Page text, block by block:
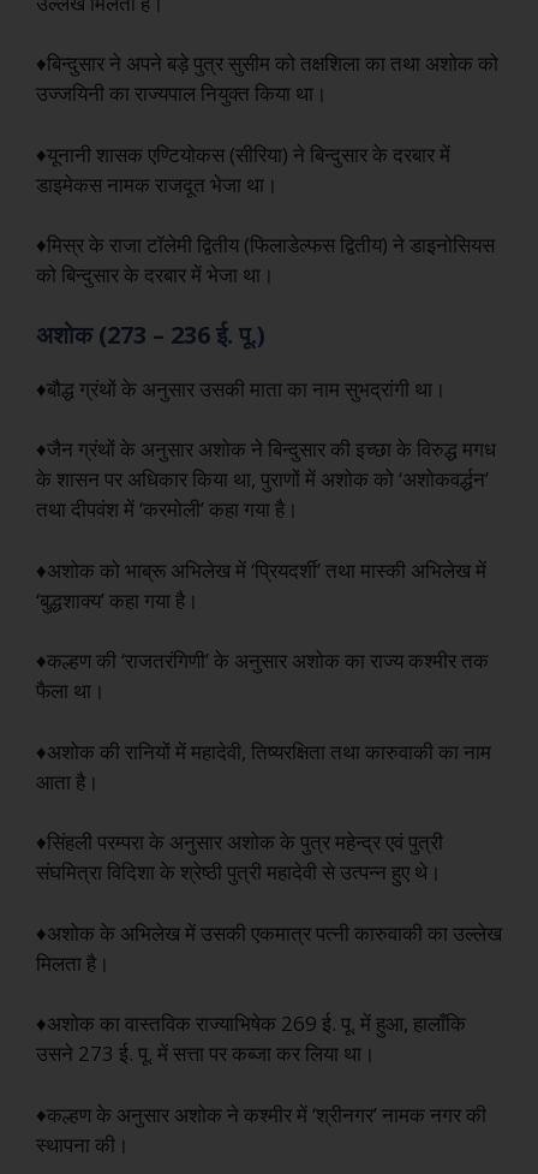
♦बिन्दुसार ने अपने बड़े पुत्र सुसीम को तक्षशिला का तथा अशोक को
उज्जयिनी का राज्यपाल नियुक्त किया था।
♦यूनानी शासक एण्टियोकस (सीरिया) ने बिन्दुसार के दरबार में
डाइमेकस नामक राजदूत भेजा था।
♦मिस्र के राजा टॉलेमी द्वितीय (फिलाडेल्फस द्वितीय) ने डाइनोसियस
को बिन्दुसार के दरबार में भेजा था।
अशोक (273 – 236 ई. पू.)
♦बौद्ध ग्रंथों के अनुसार उसकी माता का नाम सुभद्रांगी था।
♦जैन ग्रंथों के अनुसार अशोक ने बिन्दुसार की इच्छा के विरुद्ध मगध
के शासन पर अधिकार किया था, पुराणों में अशोक को ‘अशोकवर्द्धन’
तथा दीपवंश में ‘करमोली’ कहा गया है।
♦अशोक को भाब्रू अभिलेख में ‘प्रियदर्शी’ तथा मास्की अभिलेख में
‘बुद्धशाक्य’ कहा गया है।
♦कल्हण की ‘राजतरंगिणी’ के अनुसार अशोक का राज्य कश्मीर तक
फैला था।
♦अशोक की रानियों में महादेवी, तिष्यरक्षिता तथा कारुवाकी का नाम
आता है।
♦सिंहली परम्परा के अनुसार अशोक के पुत्र महेन्द्र एवं पुत्री
संघमित्रा विदिशा के श्रेष्ठी पुत्री महादेवी से उत्पन्न हुए थे।
♦अशोक के अभिलेख में उसकी एकमात्र पत्नी कारुवाकी का उल्लेख
मिलता है।
♦अशोक का वास्तविक राज्याभिषेक 269 ई. पू. में हुआ, हालाँकि
उसने 273 ई. पू. में सत्ता पर कब्जा कर लिया था।
♦कल्हण के अनुसार अशोक ने कश्मीर में ‘श्रीनगर’ नामक नगर की
स्थापना की।